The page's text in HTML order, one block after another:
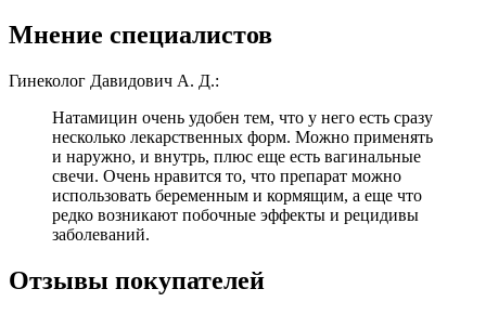
Мнение специалистов
Гинеколог Давидович А. Д.:
Натамицин очень удобен тем, что у него есть сразу
несколько лекарственных форм. Можно применять
и наружно, и внутрь, плюс еще есть вагинальные
свечи. Очень нравится то, что препарат можно
использовать беременным и кормящим, а еще что
редко возникают побочные эффекты и рецидивы
заболеваний.
Отзывы покупателей